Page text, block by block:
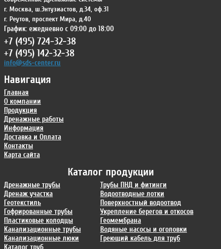
Каталог продукции
Дренажные трубы
Дренаж участка
Геотекстиль
Гофрированные трубы
Пластиковые колодцы
Канализационные трубы
Канализационные люки
Трубы ПНД и фитинги
Водоотводные лотки
Поверхностный водоотвод
Укрепление берегов и откосов
Геомембрана
Водяные насосы и оголовки
Греющий кабель для труб
Навигация
Главная
О компании
Продукция
Дренажные работы
Информация
Доставка и Оплата
Контакты
Карта сайта
г. Москва, ш.Энтузиастов, д.34, оф.31
г. Реутов, проспект Мира, д.40
График: ежедневно с 09:00 до 18:00
+7 (495) 724-32-38
+7 (495) 142-32-38
info@sds-center.ru